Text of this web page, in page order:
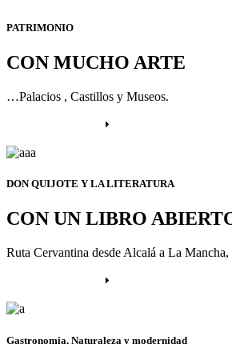
PATRIMONIO
CON MUCHO ARTE
…Palacios , Castillos y Museos.
DON QUIJOTE Y LA LITERATURA
CON UN LIBRO
Ruta Cervantina desde Alcalá a La
Gastronomia, Naturaleza y modernidad